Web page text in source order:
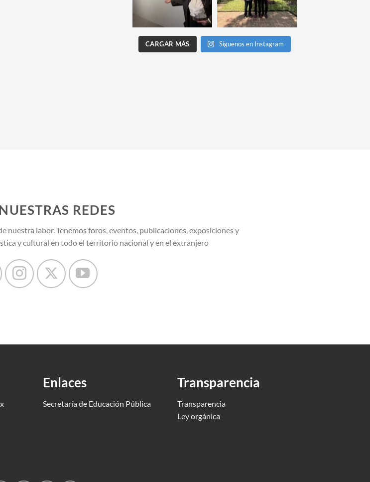
CARGAR MÁS Síguenos en Instagram
REDES
nuestra labor. Tenemos foros, eventos, publicaciones, exposiciones y
y cultural en todo el territorio nacional y en el extranjero
Enlaces
Secretaría de Educación Pública
Transparencia
Transparencia
Ley orgánica